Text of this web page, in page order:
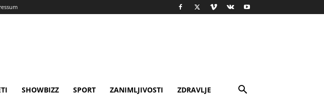
SHOWBIZZ SPORT ZANIMLJIVOSTI ZDRAVLJE